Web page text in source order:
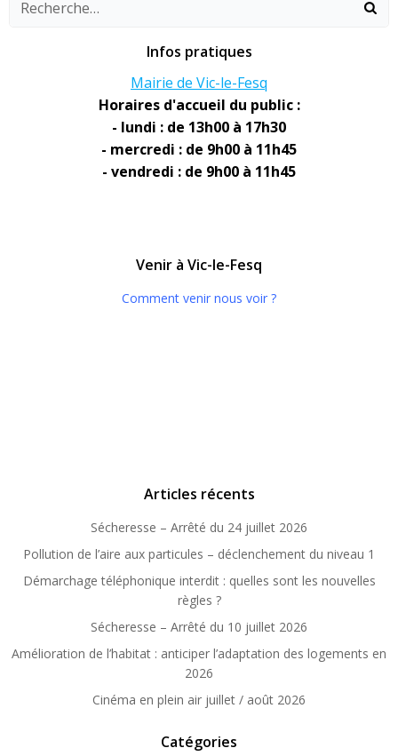
Infos pratiques
Mairie de Vic-le-Fesq
Horaires d'accueil du public :
- lundi : de 13h00 à 17h30
- mercredi : de 9h00 à 11h45
- vendredi : de 9h00 à 11h45
Venir à Vic-le-Fesq
Comment venir nous voir ?
Articles récents
Sécheresse – Arrêté du 24 juillet 2026
Pollution de l’aire aux particules – déclenchement du niveau 1
Démarchage téléphonique interdit : quelles sont les nouvelles
règles ?
Sécheresse – Arrêté du 10 juillet 2026
Amélioration de l’habitat : anticiper l’adaptation des logements en
2026
Cinéma en plein air juillet / août 2026
Catégories